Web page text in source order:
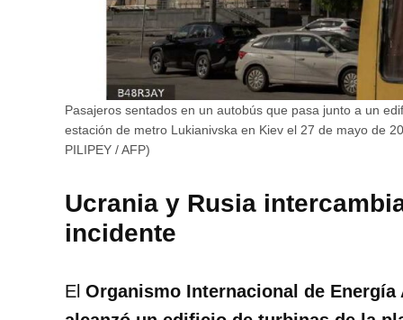
Pasajeros sentados en un autobús que pasa junto a un
estación de metro Lukianivska en Kiev el 27 de mayo de
PILIPEY / AFP)
Ucrania y Rusia
incidente
El Organismo Internacional de Energía